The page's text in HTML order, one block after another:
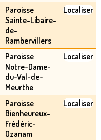
Paroisse
Sainte-Libaire-
de-
Rambervillers
Localiser
Paroisse
Notre-Dame-
du-Val-de-
Meurthe
Localiser
Paroisse
Bienheureux-
Frédéric-
Ozanam
Localiser